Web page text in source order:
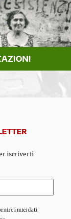
iscriverti
i miei dati